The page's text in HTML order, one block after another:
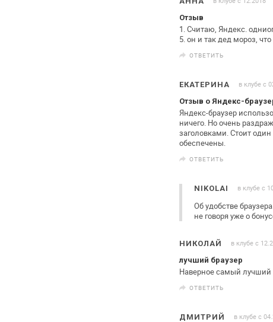
Отзыв
1. Считаю, Яндекс.
5. он и так дед мороз,
ОТВЕТИТЬ
ЕКАТЕРИНА в клубе с
Отзыв о Яндекс-
Яндекс-браузер
ничего. Но очень
заголовками.Стоит
обеспечены.
ОТВЕТИТЬ
NIKOLAI в клубе с
Об удобстве
не говоряуже о
НИКОЛАЙ в клубе с
лучший браузер
Наверное самый лучший
ОТВЕТИТЬ
ДМИТРИЙ в клубе с